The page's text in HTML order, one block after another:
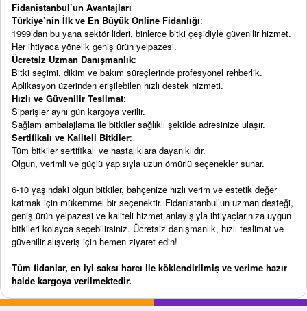
Fidanistanbul’un Avantajları
Türkiye’nin İlk ve En Büyük Online Fidanlığı:
1999’dan bu yana sektör lideri, binlerce bitki çeşidiyle güvenilir hizmet.
Her ihtiyaca yönelik geniş ürün yelpazesi.
Ücretsiz Uzman Danışmanlık:
Bitki seçimi, dikim ve bakım süreçlerinde profesyonel rehberlik.
Aplikasyon üzerinden erişilebilen hızlı destek hizmeti.
Hızlı ve Güvenilir Teslimat:
Siparişler aynı gün kargoya verilir.
Sağlam ambalajlama ile bitkiler sağlıklı şekilde adresinize ulaşır.
Sertifikalı ve Kaliteli Bitkiler:
Tüm bitkiler sertifikalı ve hastalıklara dayanıklıdır.
Olgun, verimli ve güçlü yapısıyla uzun ömürlü seçenekler sunar.
6-10 yaşındaki olgun bitkiler, bahçenize hızlı verim ve estetik değer
katmak için mükemmel bir seçenektir. Fidanistanbul’un uzman desteği,
geniş ürün yelpazesi ve kaliteli hizmet anlayışıyla ihtiyaçlarınıza uygun
bitkileri kolayca seçebilirsiniz. Ücretsiz danışmanlık, hızlı teslimat ve
güvenilir alışveriş için hemen ziyaret edin!
Tüm fidanlar, en iyi saksı harcı ile köklendirilmiş ve verime hazır
halde kargoya verilmektedir.